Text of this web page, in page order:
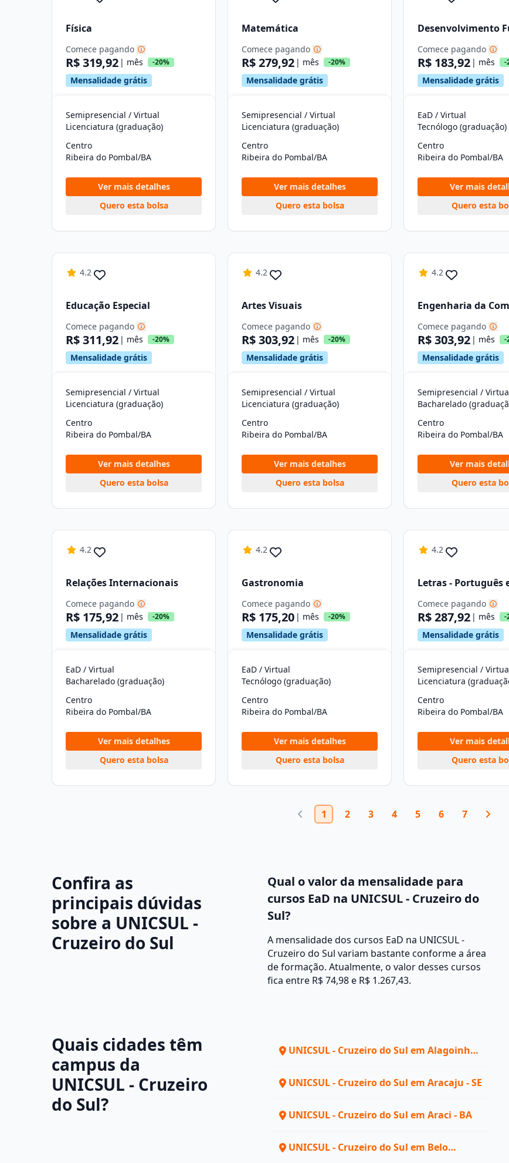
Física
Comece pagando
R$ 319,92 | mês -20%
Mensalidade grátis
Semipresencial / Virtual
Licenciatura (graduação)
Centro
Ribeira do Pombal/BA
Ver mais detalhes
Quero esta bolsa
Matemática
Comece pagando
R$ 279,92 | mês -20%
Mensalidade grátis
Semipresencial / Virtual
Licenciatura (graduação)
Centro
Ribeira do Pombal/BA
Ver mais detalhes
Quero esta bolsa
Desenvolvimento
Comece pagando
R$ 183,92 | mês -
Mensalidade grátis
EaD / Virtual
Tecnólogo (graduação)
Centro
Ribeira do Pombal/BA
Ver mais
Quero esta
4.2
Educação Especial
Comece pagando
R$ 311,92 | mês -20%
Mensalidade grátis
Semipresencial / Virtual
Licenciatura (graduação)
Centro
Ribeira do Pombal/BA
Ver mais detalhes
Quero esta bolsa
4.2
Artes Visuais
Comece pagando
R$ 303,92 | mês -20%
Mensalidade grátis
Semipresencial / Virtual
Licenciatura (graduação)
Centro
Ribeira do Pombal/BA
Ver mais detalhes
Quero esta bolsa
4.2
Engenharia da
Comece pagando
R$ 303,92 | mês -
Mensalidade grátis
Semipresencial /
Bacharelado
Centro
Ribeira do Pombal/BA
Ver mais
Quero esta
4.2
Relações Internacionais
Comece pagando
R$ 175,92 | mês -20%
Mensalidade grátis
EaD / Virtual
Bacharelado (graduação)
Centro
Ribeira do Pombal/BA
Ver mais detalhes
Quero esta bolsa
4.2
Gastronomia
Comece pagando
R$ 175,20 | mês -20%
Mensalidade grátis
EaD / Virtual
Tecnólogo (graduação)
Centro
Ribeira do Pombal/BA
Ver mais detalhes
Quero esta bolsa
4.2
Letras - Português
Comece pagando
R$ 287,92 | mês -
Mensalidade grátis
Semipresencial /
Licenciatura
Centro
Ribeira do Pombal/BA
Ver mais
Quero esta
1 2 3 4 5 6 7
Confira as
principais dúvidas
sobre a UNICSUL -
Cruzeiro do Sul
Qual o valor da mensalidade para
cursos EaD na UNICSUL - Cruzeiro do
Sul?
A mensalidade dos cursos EaD na UNICSUL -
Cruzeiro do Sul variam bastante conforme a área
de formação. Atualmente, o valor desses cursos
fica entre R$ 74,98 e R$ 1.267,43.
Quais cidades têm
campus da
UNICSUL - Cruzeiro
do Sul?
UNICSUL - Cruzeiro do Sul em Alagoinhas
UNICSUL - Cruzeiro do Sul em Aracaju - SE
UNICSUL - Cruzeiro do Sul em Araci - BA
UNICSUL - Cruzeiro do Sul em Belo